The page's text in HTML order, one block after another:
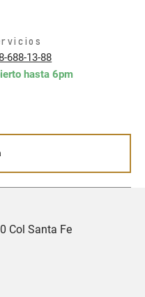
688-13-88
hasta6pm